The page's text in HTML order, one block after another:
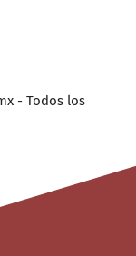
- Todos los